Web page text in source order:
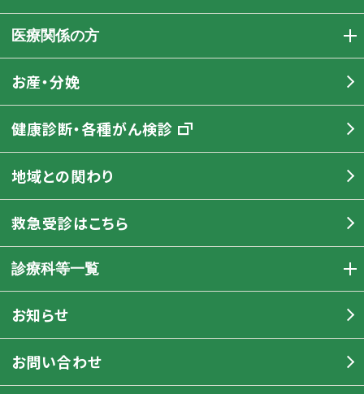
医療関係の方
お産・分娩
健康診断・各種がん検診
地域との関わり
救急受診はこちら
診療科等一覧
お知らせ
お問い合わせ